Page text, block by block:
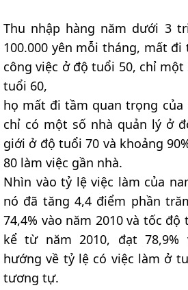
Thu nhập hàng năm dưới 3
100.000 yên mỗi tháng, mất
công việc ở độ tuổi 50, chỉ
tuổi 60,
họ mất đi tầm quan trọng của
chỉ có một số nhà quản lý ở
giới ở độ tuổi 70 và khoảng
80 làm việc gần nhà.
Nhìn vào tỷ lệ việc làm của
nó đã tăng 4,4 điểm phần
74,4% vào năm 2010 và tốc
kể từ năm 2010, đạt 78,9%
hướng về tỷ lệ có việc làm ở
tương tự.